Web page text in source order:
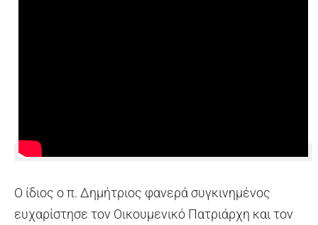
Ο ίδιος ο π. Δημήτριος φανερά συγκινημένος
ευχαρίστησε τον Οικουμενικό Πατριάρχη και τον